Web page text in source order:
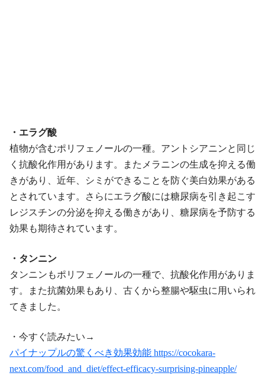
・エラグ酸
植物が含むポリフェノールの一種。アントシアニンと同じ
く抗酸化作用があります。またメラニンの生成を抑える働
きがあり、近年、シミができることを防ぐ美白効果がある
とされています。さらにエラグ酸には糖尿病を引き起こす
レジスチンの分泌を抑える働きがあり、糖尿病を予防する
効果も期待されています。
・タンニン
タンニンもポリフェノールの一種で、抗酸化作用がありま
す。また抗菌効果もあり、古くから整腸や駆虫に用いられ
てきました。
・今すぐ読みたい→
パイナップルの驚くべき効果効能 https://cocokara-
next.com/food_and_diet/effect-efficacy-surprising-pineapple/